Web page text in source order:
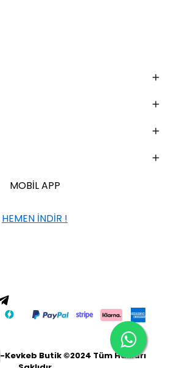
MOBİL APP
HEMEN İNDİR !
-Kevkeb Butik ©2024 Tüm Hakları